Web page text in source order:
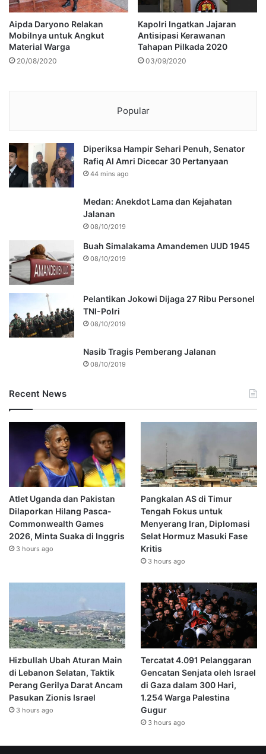
Aipda Daryono Relakan
Mobilnya untuk Angkut
Material Warga
20/08/2020
Kapolri Ingatkan Jajaran
Antisipasi Kerawanan
Tahapan Pilkada 2020
03/09/2020
Popular
Diperiksa Hampir Sehari Penuh, Senator
Rafiq Al Amri Dicecar 30 Pertanyaan
44 mins ago
Medan: Anekdot Lama dan Kejahatan
Jalanan
08/10/2019
Buah Simalakama Amandemen UUD 1945
08/10/2019
Pelantikan Jokowi Dijaga 27 Ribu Personel
TNI-Polri
08/10/2019
Nasib Tragis Pemberang Jalanan
08/10/2019
Recent News
Atlet Uganda dan Pakistan
Dilaporkan Hilang Pasca-
Commonwealth Games
2026, Minta Suaka di Inggris
3 hours ago
Pangkalan AS di Timur
Tengah Fokus untuk
Menyerang Iran, Diplomasi
Selat Hormuz Masuki Fase
Kritis
3 hours ago
Hizbullah Ubah Aturan Main
di Lebanon Selatan, Taktik
Perang Gerilya Darat Ancam
Pasukan Zionis Israel
3 hours ago
Tercatat 4.091 Pelanggaran
Gencatan Senjata oleh Israel
di Gaza dalam 300 Hari,
1.254 Warga Palestina
Gugur
3 hours ago